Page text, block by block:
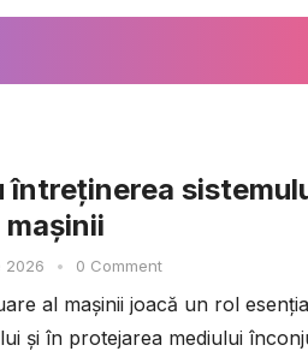
întreținerea
2026 • 0 Comment
al mașinii joacă un rol
și în protejarea mediului